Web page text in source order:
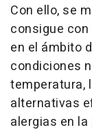
Con ello, se
consigue
en el ámbito
condiciones
temperatura,
alternativas
alergias en